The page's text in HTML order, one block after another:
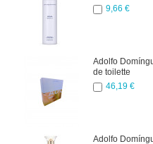
9,66 €
Adolfo
de toilette
46,19 €
Adolfo